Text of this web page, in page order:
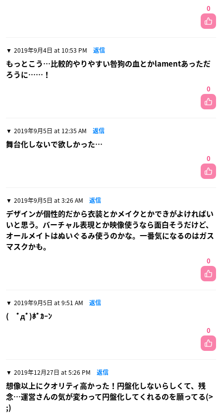
0
2019年9月4日 at 10:53 PM 返信
もっとこう…比較的やりやすい咎狗の血とかlamentあっただ
ろうに……！
0
2019年9月5日 at 12:35 AM 返信
舞台化しないで欲しかった…
0
2019年9月5日 at 3:26 AM 返信
デザインが個性的だから衣装とかメイクとかできがよければい
いと思う。バーチャル表現とか映像使うなら面白そうだけど、
オールメイトはぬいぐるみ使うのかな。一番気になるのはガス
マスクかも。
0
2019年9月5日 at 9:51 AM 返信
( ﾟдﾟ)ﾎﾟｶｰﾝ
0
2019年12月27日 at 5:26 PM 返信
想像以上にクオリティ高かった！円盤化しないらしくて、残
念…運営さんの気が変わって円盤化してくれるのを願ってる(>
;)